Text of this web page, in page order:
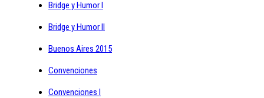
Bridge y Humor I
Bridge y Humor II
Buenos Aires 2015
Convenciones
Convenciones I